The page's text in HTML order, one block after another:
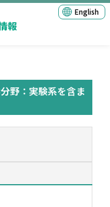
報
English
野：実験系を含ま